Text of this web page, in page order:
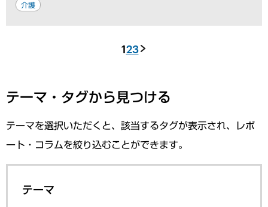
介護
123
テーマ・タグから見つける
テーマを選択いただくと、該当するタグが表示され、レポ
ート・コラムを絞り込むことができます。
テーマ